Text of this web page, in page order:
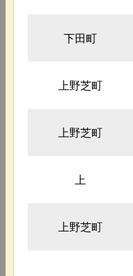
下田町
上野芝町
上野芝町
上
上野芝町